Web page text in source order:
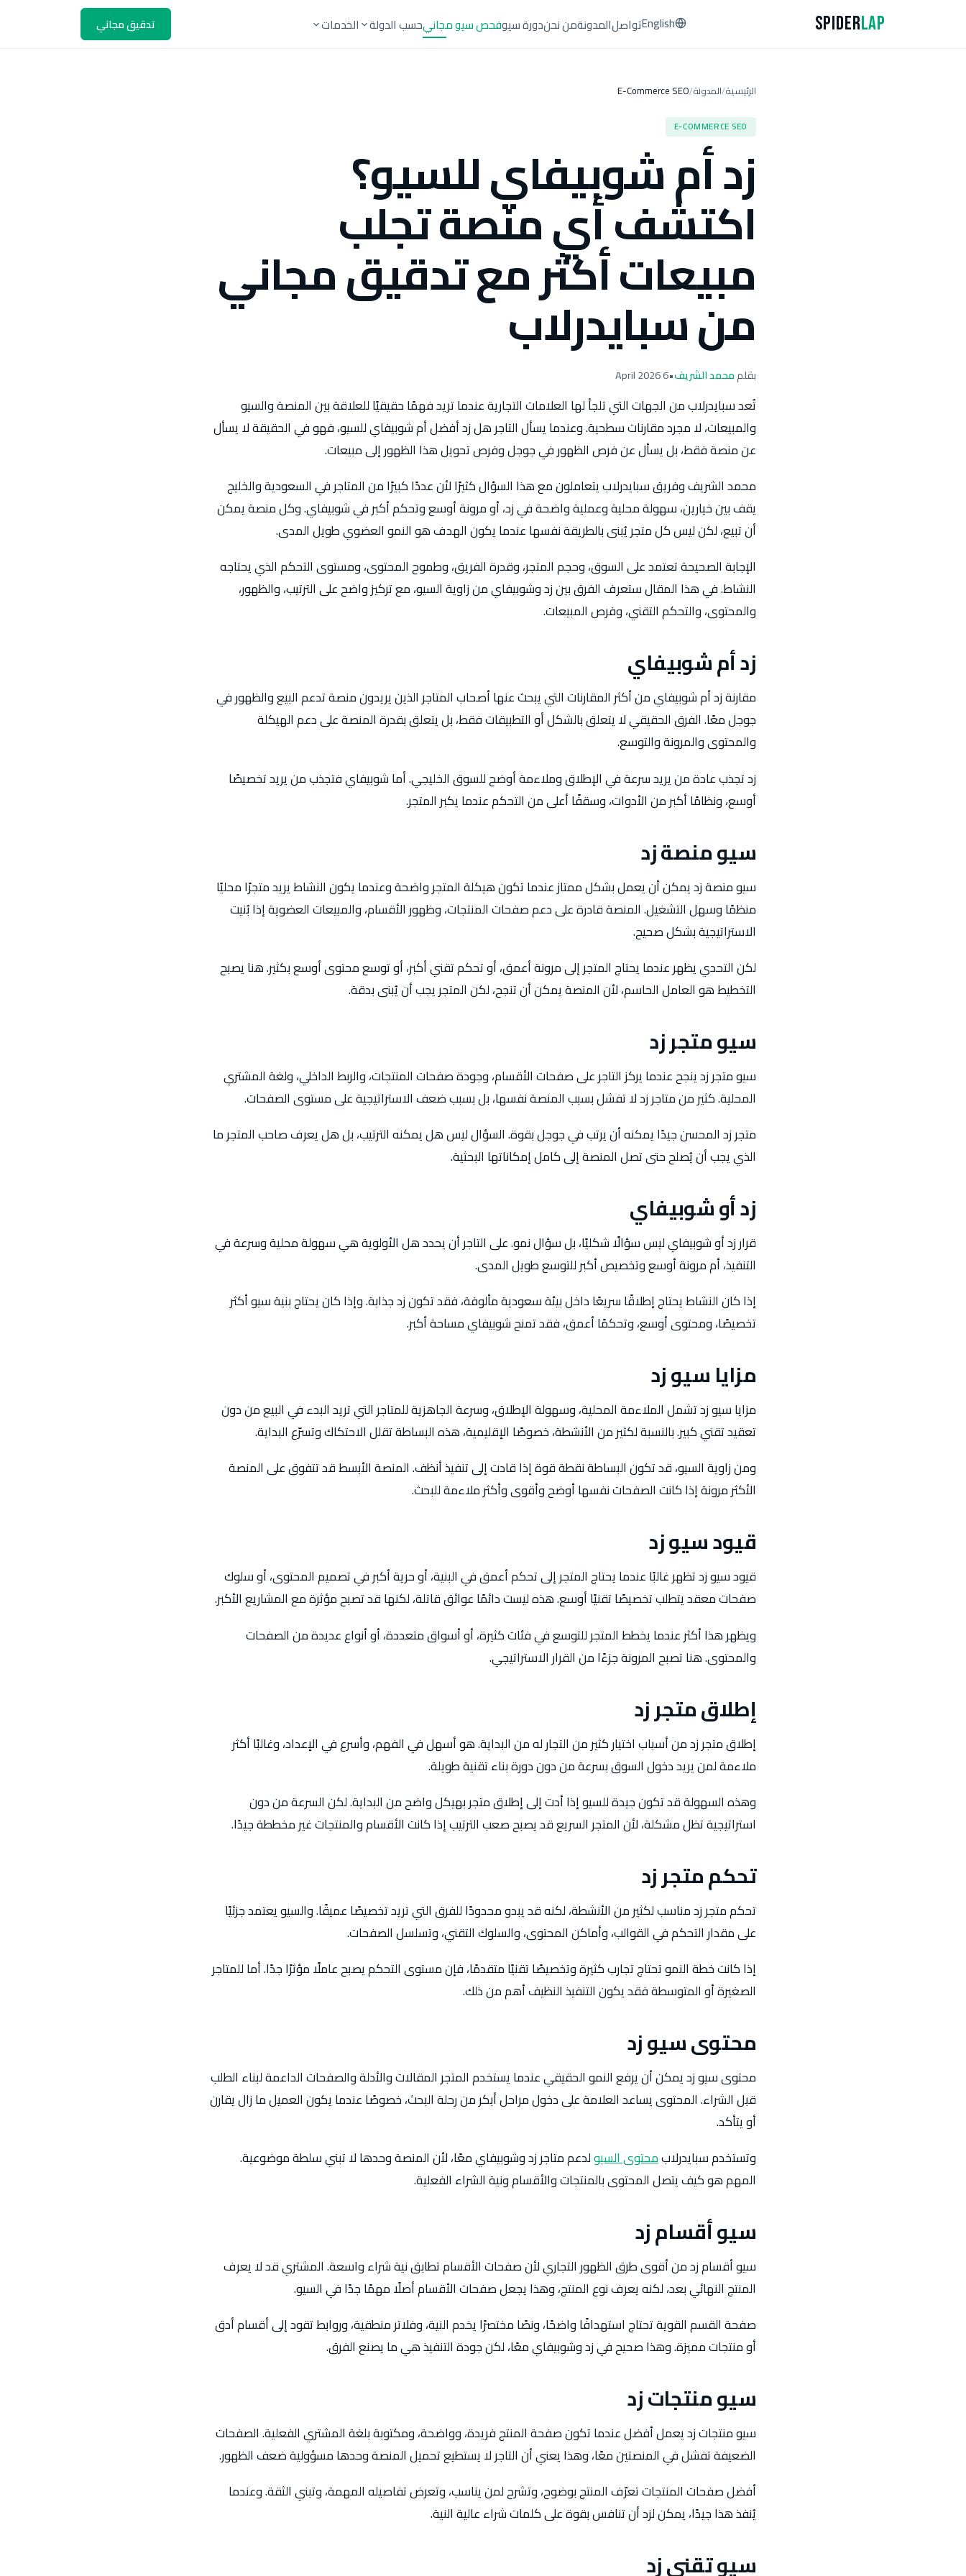
SpiderLap الخدمات حسب الدولةفحص سيو مجانيدورة سيومن نحنالمدونةتواصلEnglish تدقيق مجاني
الرئيسية/المدونة/
E-Commerce SEO
E-COMMERCE SEO
زد أم شوبيفاي للسيو؟
اكتشف أي منصة تجلب
مبيعات أكثر مع تدقيق مجاني
من سبايدرلاب
بقلممحمد الشريف•
6 April 2026
تُعد سبايدرلاب من الجهات التي تلجأ لها العلامات التجارية عندما تريد فهمًا حقيقيًا للعلاقة بين المنصة والسيو
والمبيعات، لا مجرد مقارنات سطحية. وعندما يسأل التاجر هل زد أفضل أم شوبيفاي للسيو، فهو في الحقيقة لا يسأل
عن منصة فقط، بل يسأل عن فرص الظهور في جوجل وفرص تحويل هذا الظهور إلى مبيعات.
محمد الشريف وفريق سبايدرلاب يتعاملون مع هذا السؤال كثيرًا لأن عددًا كبيرًا من المتاجر في السعودية والخليج
يقف بين خيارين، سهولة محلية وعملية واضحة في زد، أو مرونة أوسع وتحكم أكبر في شوبيفاي. وكل منصة يمكن
أن تبيع، لكن ليس كل متجر يُبنى بالطريقة نفسها عندما يكون الهدف هو النمو العضوي طويل المدى.
الإجابة الصحيحة تعتمد على السوق، وحجم المتجر، وقدرة الفريق، وطموح المحتوى، ومستوى التحكم الذي يحتاجه
النشاط. في هذا المقال ستعرف الفرق بين زد وشوبيفاي من زاوية السيو، مع تركيز واضح على الترتيب، والظهور،
والمحتوى، والتحكم التقني، وفرص المبيعات.
زد أم شوبيفاي
مقارنة زد أم شوبيفاي من أكثر المقارنات التي يبحث عنها أصحاب المتاجر الذين يريدون منصة تدعم البيع والظهور في
جوجل معًا. الفرق الحقيقي لا يتعلق بالشكل أو التطبيقات فقط، بل يتعلق بقدرة المنصة على دعم الهيكلة
والمحتوى والمرونة والتوسع.
زد تجذب عادة من يريد سرعة في الإطلاق وملاءمة أوضح للسوق الخليجي. أما شوبيفاي فتجذب من يريد تخصيصًا
أوسع، ونظامًا أكبر من الأدوات، وسقفًا أعلى من التحكم عندما يكبر المتجر.
سيو منصة زد
سيو منصة زد يمكن أن يعمل بشكل ممتاز عندما تكون هيكلة المتجر واضحة وعندما يكون النشاط يريد متجرًا محليًا
منظمًا وسهل التشغيل. المنصة قادرة على دعم صفحات المنتجات، وظهور الأقسام، والمبيعات العضوية إذا بُنيت
الاستراتيجية بشكل صحيح.
لكن التحدي يظهر عندما يحتاج المتجر إلى مرونة أعمق، أو تحكم تقني أكبر، أو توسع محتوى أوسع بكثير. هنا يصبح
التخطيط هو العامل الحاسم، لأن المنصة يمكن أن تنجح، لكن المتجر يجب أن يُبنى بدقة.
سيو متجر زد
سيو متجر زد ينجح عندما يركز التاجر على صفحات الأقسام، وجودة صفحات المنتجات، والربط الداخلي، ولغة المشتري
المحلية. كثير من متاجر زد لا تفشل بسبب المنصة نفسها، بل بسبب ضعف الاستراتيجية على مستوى الصفحات.
متجر زد المحسن جيدًا يمكنه أن يرتب في جوجل بقوة. السؤال ليس هل يمكنه الترتيب، بل هل يعرف صاحب المتجر ما
الذي يجب أن يُصلح حتى تصل المنصة إلى كامل إمكاناتها البحثية.
زد أو شوبيفاي
قرار زد أو شوبيفاي ليس سؤالًا شكليًا، بل سؤال نمو. على التاجر أن يحدد هل الأولوية هي سهولة محلية وسرعة في
التنفيذ، أم مرونة أوسع وتخصيص أكبر للتوسع طويل المدى.
إذا كان النشاط يحتاج إطلاقًا سريعًا داخل بيئة سعودية مألوفة، فقد تكون زد جذابة. وإذا كان يحتاج بنية سيو أكثر
تخصيصًا، ومحتوى أوسع، وتحكمًا أعمق، فقد تمنح شوبيفاي مساحة أكبر.
مزايا سيو زد
مزايا سيو زد تشمل الملاءمة المحلية، وسهولة الإطلاق، وسرعة الجاهزية للمتاجر التي تريد البدء في البيع من دون
تعقيد تقني كبير. بالنسبة لكثير من الأنشطة، خصوصًا الإقليمية، هذه البساطة تقلل الاحتكاك وتسرّع البداية.
ومن زاوية السيو، قد تكون البساطة نقطة قوة إذا قادت إلى تنفيذ أنظف. المنصة الأبسط قد تتفوق على المنصة
الأكثر مرونة إذا كانت الصفحات نفسها أوضح وأقوى وأكثر ملاءمة للبحث.
قيود سيو زد
قيود سيو زد تظهر غالبًا عندما يحتاج المتجر إلى تحكم أعمق في البنية، أو حرية أكبر في تصميم المحتوى، أو سلوك
صفحات معقد يتطلب تخصيصًا تقنيًا أوسع. هذه ليست دائمًا عوائق قاتلة، لكنها قد تصبح مؤثرة مع المشاريع الأكبر.
ويظهر هذا أكثر عندما يخطط المتجر للتوسع في فئات كثيرة، أو أسواق متعددة، أو أنواع عديدة من الصفحات
والمحتوى. هنا تصبح المرونة جزءًا من القرار الاستراتيجي.
إطلاق متجر زد
إطلاق متجر زد من أسباب اختيار كثير من التجار له من البداية. هو أسهل في الفهم، وأسرع في الإعداد، وغالبًا أكثر
ملاءمة لمن يريد دخول السوق بسرعة من دون دورة بناء تقنية طويلة.
وهذه السهولة قد تكون جيدة للسيو إذا أدت إلى إطلاق متجر بهيكل واضح من البداية. لكن السرعة من دون
استراتيجية تظل مشكلة، لأن المتجر السريع قد يصبح صعب الترتيب إذا كانت الأقسام والمنتجات غير مخططة جيدًا.
تحكم متجر زد
تحكم متجر زد مناسب لكثير من الأنشطة، لكنه قد يبدو محدودًا للفرق التي تريد تخصيصًا عميقًا. والسيو يعتمد جزئيًا
على مقدار التحكم في القوالب، وأماكن المحتوى، والسلوك التقني، وتسلسل الصفحات.
إذا كانت خطة النمو تحتاج تجارب كثيرة وتخصيصًا تقنيًا متقدمًا، فإن مستوى التحكم يصبح عاملًا مؤثرًا جدًا. أما للمتاجر
الصغيرة أو المتوسطة فقد يكون التنفيذ النظيف أهم من ذلك.
محتوى سيو زد
محتوى سيو زد يمكن أن يرفع النمو الحقيقي عندما يستخدم المتجر المقالات والأدلة والصفحات الداعمة لبناء الطلب
قبل الشراء. المحتوى يساعد العلامة على دخول مراحل أبكر من رحلة البحث، خصوصًا عندما يكون العميل ما زال يقارن
أو يتأكد.
وتستخدم سبايدرلابمحتوى السيولدعم متاجر زد وشوبيفاي معًا، لأن المنصة وحدها لا تبني سلطة موضوعية.
المهم هو كيف يتصل المحتوى بالمنتجات والأقسام ونية الشراء الفعلية.
سيو أقسام زد
سيو أقسام زد من أقوى طرق الظهور التجاري لأن صفحات الأقسام تطابق نية شراء واسعة. المشتري قد لا يعرف
المنتج النهائي بعد، لكنه يعرف نوع المنتج، وهذا يجعل صفحات الأقسام أصلًا مهمًا جدًا في السيو.
صفحة القسم القوية تحتاج استهدافًا واضحًا، ونصًا مختصرًا يخدم النية، وفلاتر منطقية، وروابط تقود إلى أقسام أدق
أو منتجات مميزة. وهذا صحيح في زد وشوبيفاي معًا، لكن جودة التنفيذ هي ما يصنع الفرق.
سيو منتجات زد
سيو منتجات زد يعمل أفضل عندما تكون صفحة المنتج فريدة، وواضحة، ومكتوبة بلغة المشتري الفعلية. الصفحات
الضعيفة تفشل في المنصتين معًا، وهذا يعني أن التاجر لا يستطيع تحميل المنصة وحدها مسؤولية ضعف الظهور.
أفضل صفحات المنتجات تعرّف المنتج بوضوح، وتشرح لمن يناسب، وتعرض تفاصيله المهمة، وتبني الثقة. وعندما
يُنفذ هذا جيدًا، يمكن لزد أن تنافس بقوة على كلمات شراء عالية النية.
سيو تقني زد